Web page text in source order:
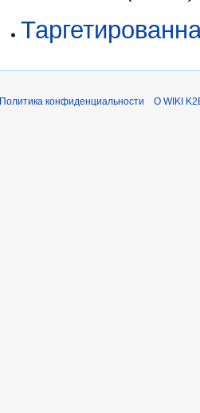
Политика конфиденциальности О WIKI